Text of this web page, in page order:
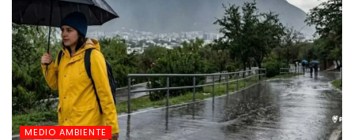
MEDIO AMBIENTE